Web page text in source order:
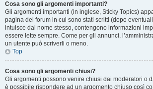
Cosa sono gli argomenti importanti?
Gli argomenti importanti (in inglese, Sticky Topics)
pagina del forum in cui sono stati scritti (dopo
intuisce dal nome stesso, contengono informazioni
essere lette sempre. Come per gli annunci,
un utente può scriverli o meno.
Top
Cosa sono gli argomenti chiusi?
Gli argomenti possono venire chiusi dai moderatori o
è possibile rispondere ad un argomento chiuso così